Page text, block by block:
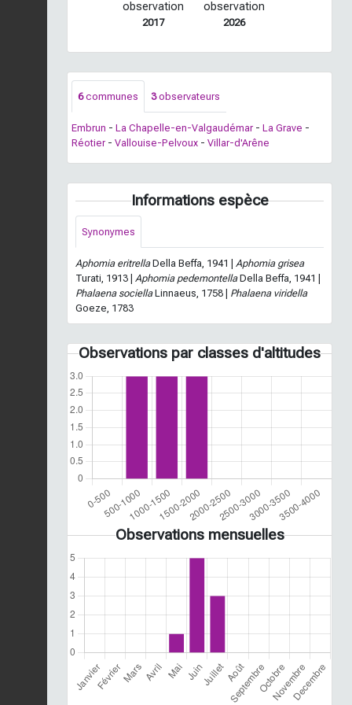
observation
2017
observation
2026
6communes 3observateurs
Embrun - La Chapelle-en-Valgaudémar - La Grave -
Réotier - Vallouise-Pelvoux - Villar-d'Arêne
Informations espèce
Synonymes
Aphomia eritrellaDella Beffa, 1941 | Aphomia grisea
Turati, 1913 | Aphomia pedemontellaDella Beffa, 1941 |
Phalaena sociellaLinnaeus, 1758 | Phalaena viridella
Goeze, 1783
Observations par classes d'altitudes
Observations mensuelles